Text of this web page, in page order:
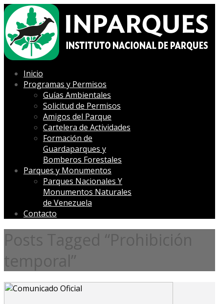
Inicio
Programas y Permisos
Guías Ambientales
Solicitud de Permisos
Amigos del Parque
Cartelera de Actividades
Formación de
Guardaparques y
Bomberos Forestales
Parques y Monumentos
Parques Nacionales Y
Monumentos Naturales
de Venezuela
Contacto
Posts Tagged “Prohibición
temporal”